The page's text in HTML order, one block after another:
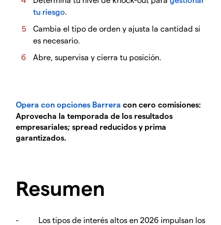
tu riesgo.
Cambia el tipo de orden y ajusta la cantidad si
es necesario.
Abre, supervisa y cierra tu posición.
Opera con opciones Barrera con cero comisiones:
Aprovecha la temporada de los resultados
empresariales; spread reducidos y prima
garantizados.
Resumen
- Los tipos de interés altos en 2026 impulsan los